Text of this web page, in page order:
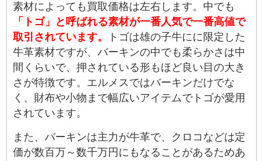
素材によっても買取価格は左右します。中でも
「トゴ」と呼ばれる素材が一番人気で一番高値で
取引されています。
トゴは雄の子牛にに限定した
牛革素材ですが、バーキンの中でも柔らかさは中
間くらいで、押されている形もほど良い目の大き
さが特徴です。エルメスではバーキンだけでな
く、財布や小物まで幅広いアイテムでトゴが愛用
されています。
また、バーキンは主力が牛革で、クロコなどは定
価が数百万～数千万円にもなることがあるためあ